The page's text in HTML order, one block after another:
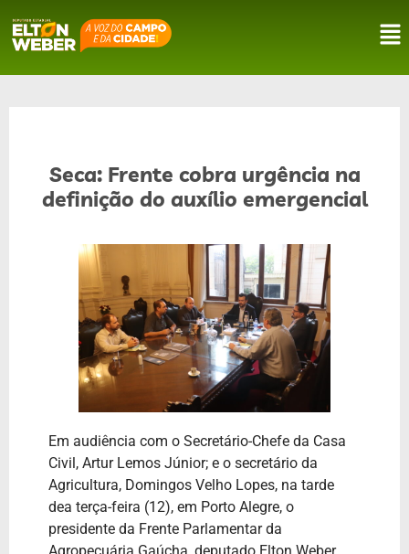
Seca: Frente cobra urgência na
definição do auxílio emergencial
Em audiência com o Secretário-Chefe da Casa
Civil, Artur Lemos Júnior; e o secretário da
Agricultura, Domingos Velho Lopes, na tarde
dea terça-feira (12), em Porto Alegre, o
presidente da Frente Parlamentar da